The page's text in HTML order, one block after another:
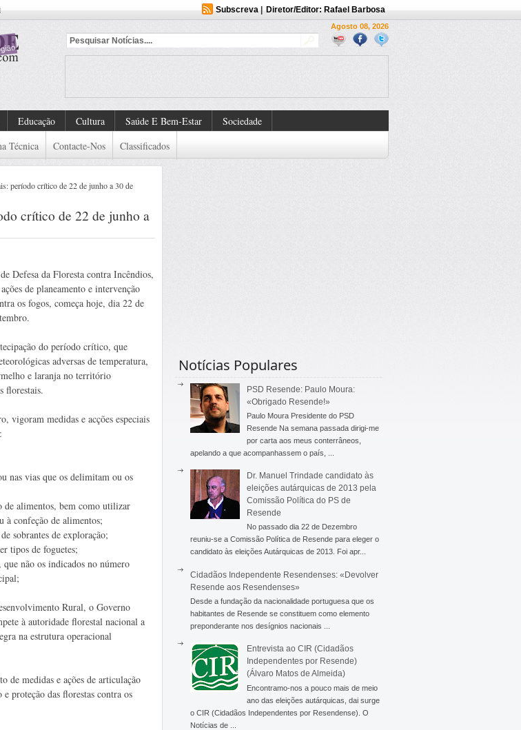
Subscreva| Diretor/Editor: Rafael Barbosa
Agosto 08, 2026
Educação Cultura Saúde E Bem-Estar
Sociedade
Técnica Contacte-Nos Classificados
período crítico de 22 de junho a 30 de
crítico de 22 de junho a
Defesa da Floresta contra Incêndios,
de planeamento e intervenção
os fogos, começa hoje, dia 22 de
do período crítico, que
adversas de temperatura,
e laranja no território
florestais.
vigoram medidas e acções especiais
nas vias que os delimitam ou os
de alimentos, bem como utilizar
à confeção de alimentos;
sobrantes de exploração;
tipos de foguetes;
não os indicados no número
Rural, o Governo
à autoridade florestal nacional a
na estrutura operacional
de medidas e ações de articulação
proteção das florestas contra os
Notícias Populares
PSD Resende: Paulo Moura:
«Obrigado Resende!»
Paulo Moura Presidente do PSD
Resende Na semana passada dirigi-me
por carta aos meus conterrâneos,
apelando a que acompanhassem o país, ...
Dr. Manuel Trindade candidato às
eleições autárquicas de 2013 pela
Comissão Política do PS de
Resende
No passado dia 22 de Dezembro
reuniu-se a Comissão Política de Resende para eleger o
candidato às eleições Autárquicas de 2013. Foi apr...
Cidadãos Independente Resendenses: «Devolver
Resende aos Resendenses»
Desde a fundação da nacionalidade portuguesa que os
habitantes de Resende se constituem como elemento
preponderante nos desígnios nacionais ...
Entrevista ao CIR (Cidadãos
Independentes por Resende)
(Álvaro Matos de Almeida)
Encontramo-nos a pouco mais de meio
ano das eleições autárquicas, dai surge
o CIR (Cidadãos Independentes por Resendense). O
Notícias de ...